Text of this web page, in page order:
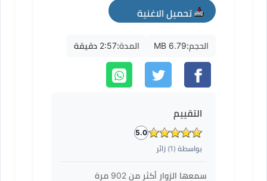
تحميل الاغنية
mp3
الحجم:6.79 MB المدة:2:57 دقيقة
التقييم
5.0
بواسطة ( 1) زائر
سمعها الزوار أكثر من 902 مرة